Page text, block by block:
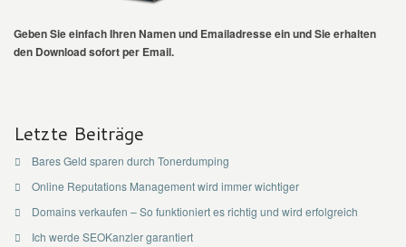
Geben Sie einfach Ihren Namen und Emailadresse ein und Sie erhalten
den Download sofort per Email.
Letzte Beiträge
Bares Geld sparen durch Tonerdumping
Online Reputations Management wird immer wichtiger
Domains verkaufen – So funktioniert es richtig und wird erfolgreich
Ich werde SEOKanzler garantiert